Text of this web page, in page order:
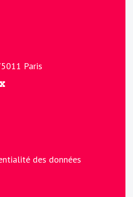
Paris
Regards sur Youtube
des données